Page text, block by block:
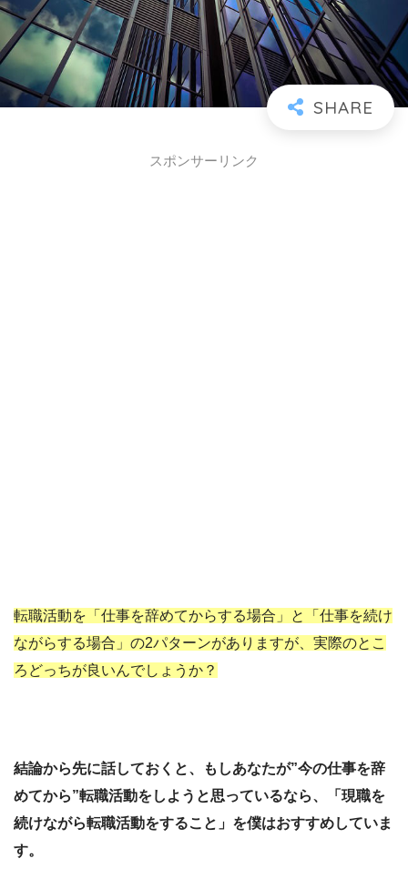
スポンサーリンク
転職活動を「仕事を辞めてからする場合」と「仕事を続け
ながらする場合」の2パターンがありますが、実際のとこ
ろどっちが良いんでしょうか？
結論から先に話しておくと、もしあなたが”今の仕事を辞
めてから”転職活動をしようと思っているなら、「現職を
続けながら転職活動をすること」を僕はおすすめしていま
す。